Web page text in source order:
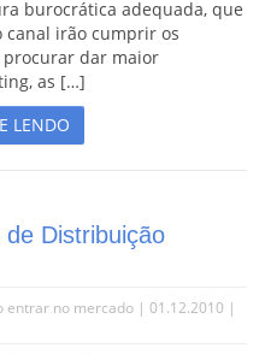
burocrática adequada, que
canal irão cumprir os
procurar dar maior
as […]
LENDO
Distribuição
entrar no mercado | 01.12.2010 |